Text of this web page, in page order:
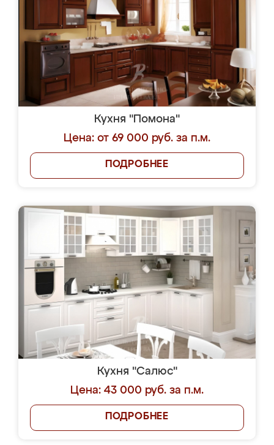
Кухня "Помона"
Цена: от 69 000 руб. за п.м.
ПОДРОБНЕЕ
Кухня "Салюс"
Цена: 43 000 руб. за п.м.
ПОДРОБНЕЕ